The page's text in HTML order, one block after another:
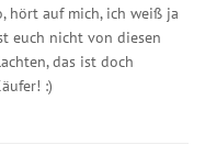
hört auf mich, ich weiß ja
euch nicht von diesen
das ist doch
:)